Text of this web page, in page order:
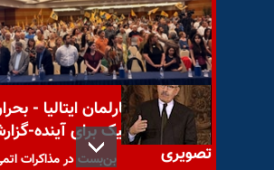
کمیته مرگ در
(۱۳۶۷)
بن‌بست در مذاکرات
کنفرانس در پارلمان ایتالیا -
راه‌حل دموکراتیک برای آینده-
تصویری